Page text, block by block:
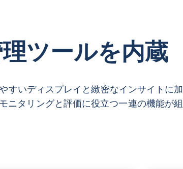
ツールを内蔵
すいディスプレイと緻密なインサイトに加
ニタリングと評価に役立つ一連の機能が組